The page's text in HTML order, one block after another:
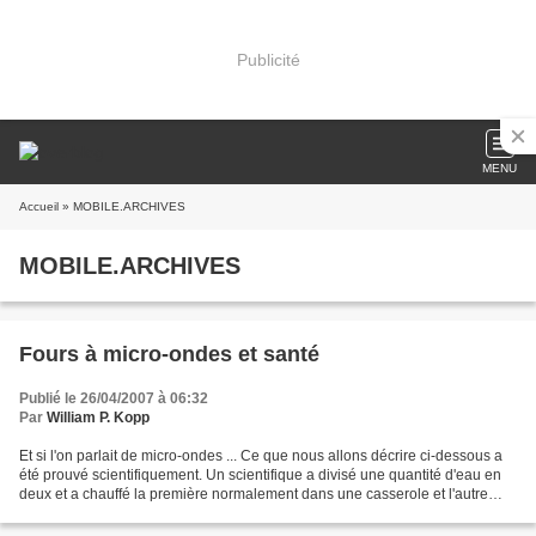
Publicité
MENU
Accueil » MOBILE.ARCHIVES
MOBILE.ARCHIVES
Fours à micro-ondes et santé
Publié le 26/04/2007 à 06:32
Par William P. Kopp
Et si l'on parlait de micro-ondes ... Ce que nous allons décrire ci-dessous a
été prouvé scientifiquement. Un scientifique a divisé une quantité d'eau en
deux et a chauffé la première normalement dans une casserole et l'autre